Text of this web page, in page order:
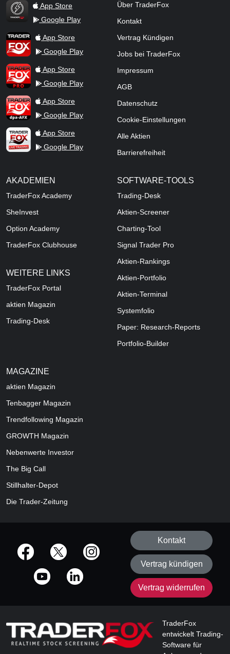
TraderFox Flash
App Store
Google Play
TraderFox AppApp Store
Google Play
TraderFox ProApp Store
Google Play
TraderFox dpa-AFX ProFeed
App Store
Google Play
TraderFox Live Trading
App Store
Google Play
Über TraderFox
Kontakt
Vertrag Kündigen
Jobs bei TraderFox
Impressum
AGB
Datenschutz
Cookie-Einstellungen
Alle Aktien
Barrierefreiheit
AKADEMIEN
TraderFox Academy
SheInvest
Option Academy
TraderFox Clubhouse
WEITERE LINKS
TraderFox Portal
aktien Magazin
Trading-Desk
SOFTWARE-TOOLS
Trading-Desk
Aktien-Screener
Charting-Tool
Signal Trader Pro
Aktien-Rankings
Aktien-Portfolio
Aktien-Terminal
Systemfolio
Paper: Research-Reports
Portfolio-Builder
MAGAZINE
aktien Magazin
Tenbagger Magazin
Trendfollowing Magazin
GROWTH Magazin
Nebenwerte Investor
The Big Call
Stillhalter-Depot
Die Trader-Zeitung
offizielle Social Media-Accounts
Kontakt
Vertrag kündigen
Vertrag widerrufen
TraderFox
entwickelt Trading-
Software für